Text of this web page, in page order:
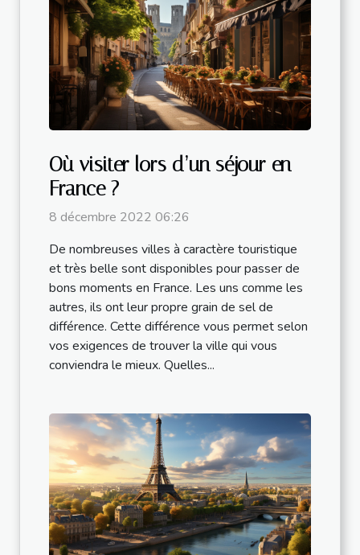
Où visiter lors d’un séjour en
France ?
8 décembre 2022 06:26
De nombreuses villes à caractère touristique
et très belle sont disponibles pour passer de
bons moments en France. Les uns comme les
autres, ils ont leur propre grain de sel de
différence. Cette différence vous permet selon
vos exigences de trouver la ville qui vous
conviendra le mieux. Quelles...